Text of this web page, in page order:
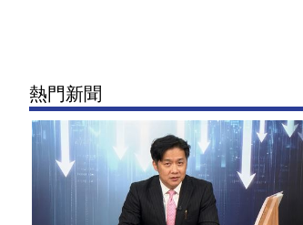
熱門新聞